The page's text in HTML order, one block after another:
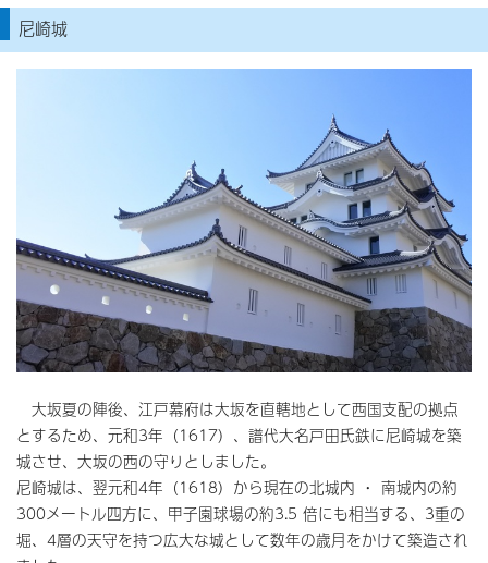
尼崎城
大坂夏の陣後、江戸幕府は大坂を直轄地として西国支配の拠点
とするため、元和3年（1617）、譜代大名戸田氏鉄に尼崎城を築
城させ、大坂の西の守りとしました。
尼崎城は、翌元和4年（1618）から現在の北城内 ・ 南城内の約
300メートル四方に、甲子園球場の約3.5 倍にも相当する、3重の
堀、4層の天守を持つ広大な城として数年の歳月をかけて築造され